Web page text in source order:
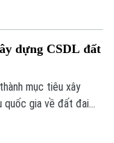
dựng CSDL đất
mục tiêu xây
quốc gia về đất đai